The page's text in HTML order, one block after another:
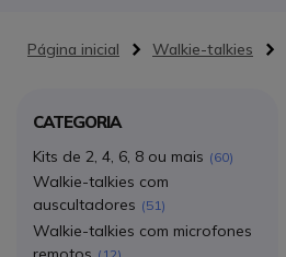
Página inicial Walkie-talkies
CATEGORIA
Kits de 2, 4, 6, 8 ou mais 60
Walkie-talkies com
auscultadores
51
Walkie-talkies com microfones
12